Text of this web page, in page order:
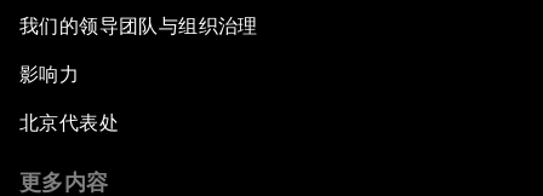
我们的领导团队与组织治理
影响力
北京代表处
更多内容